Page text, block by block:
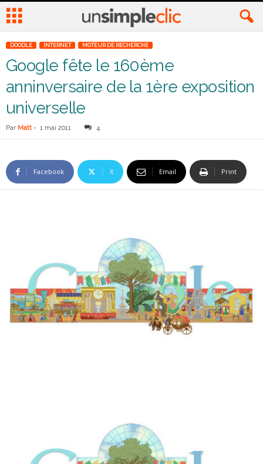
DOODLE INTERNET MOTEUR DE RECHERCHE
Google fête le 160ème
anninversaire de la 1ère exposition
universelle
Par Matt - 1 mai 2011 4
Facebook X Email Print